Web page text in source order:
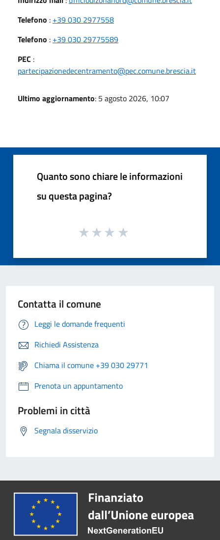
Telefono : +39 030 2977558
Telefono : +39 030 29775589
PEC :
partecipazionedecentramento@pec.comune.brescia.it
Ultimo aggiornamento: 5 agosto 2026, 10:07
Quanto sono chiare le informazioni
su questa pagina?
Contatta il comune
Leggi le domande frequenti
Richiedi Assistenza
Chiama il comune +39 030 29771
Prenota un appuntamento
Problemi in città
Segnala disservizio